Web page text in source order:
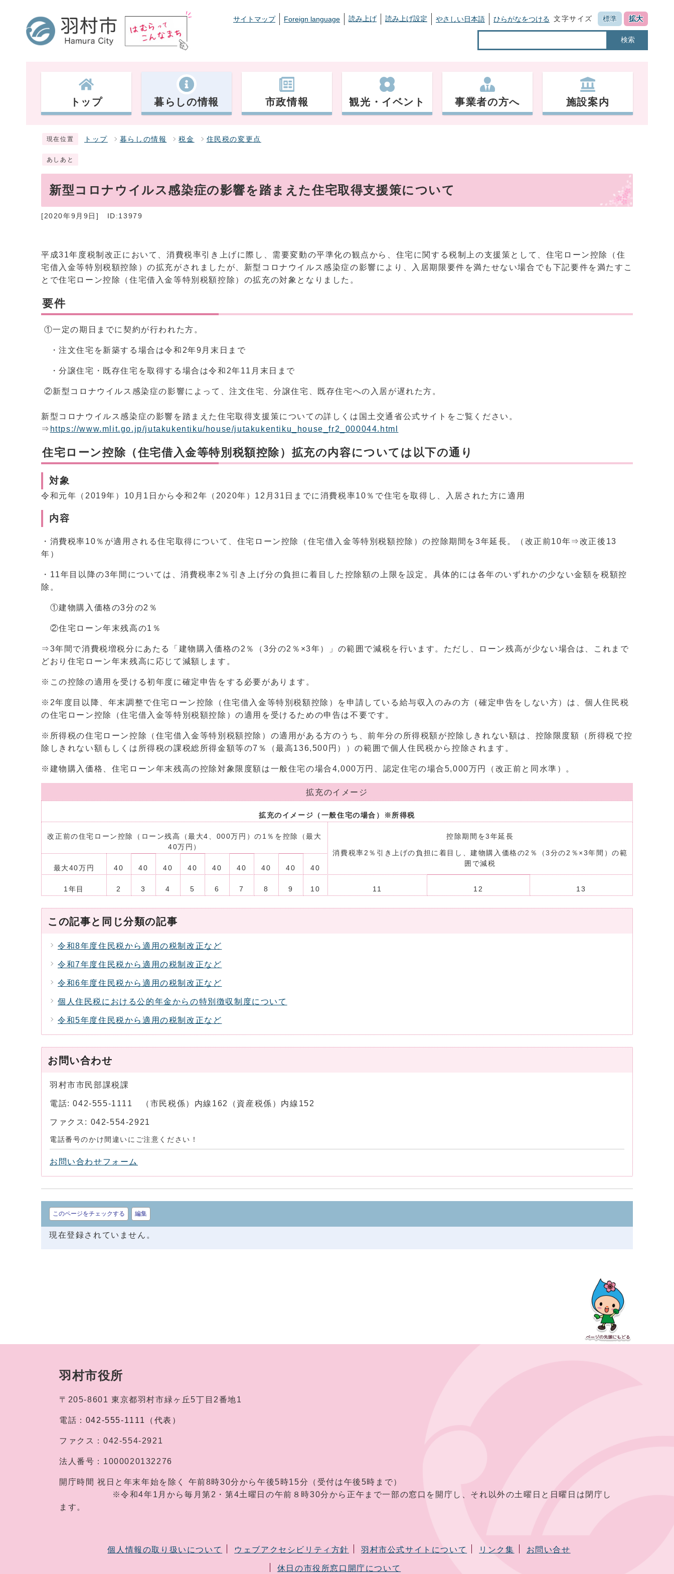
サイトマップ Foreign language 読み上げ 読み上げ設定 やさしい日本語 ひらがなをつける 文字サイズ 標準 拡大
検索
トップ 暮らしの情報 市政情報 観光・イベント 事業者の方へ 施設案内
現在位置 トップ 暮らしの情報 税金 住民税の変更点
あしあと
新型コロナウイルス感染症の影響を踏まえた住宅取得支援策について
[2020年9月9日] ID:13979
平成31年度税制改正において、消費税率引き上げに際し、需要変動の平準化の観点から、住宅に関する税制上の支援策として、住宅ローン控除（住
宅借入金等特別税額控除）の拡充がされましたが、新型コロナウイルス感染症の影響により、入居期限要件を満たせない場合でも下記要件を満たすこ
とで住宅ローン控除（住宅借入金等特別税額控除）の拡充の対象となりました。
要件
①一定の期日までに契約が行われた方。
・注文住宅を新築する場合は令和2年9月末日まで
・分譲住宅・既存住宅を取得する場合は令和2年11月末日まで
②新型コロナウイルス感染症の影響によって、注文住宅、分譲住宅、既存住宅への入居が遅れた方。
新型コロナウイルス感染症の影響を踏まえた住宅取得支援策についての詳しくは国土交通省公式サイトをご覧ください。
⇒ https://www.mlit.go.jp/jutakukentiku/house/jutakukentiku_house_fr2_000044.html
住宅ローン控除（住宅借入金等特別税額控除）拡充の内容については以下の通り
対象
令和元年（2019年）10月1日から令和2年（2020年）12月31日までに消費税率10％で住宅を取得し、入居された方に適用
内容
・消費税率10％が適用される住宅取得について、住宅ローン控除（住宅借入金等特別税額控除）の控除期間を3年延長。（改正前10年⇒改正後13
年）
・11年目以降の3年間については、消費税率2％引き上げ分の負担に着目した控除額の上限を設定。具体的には各年のいずれかの少ない金額を税額控
除。
①建物購入価格の3分の2％
②住宅ローン年末残高の1％
⇒3年間で消費税増税分にあたる「建物購入価格の2％（3分の2％×3年）」の範囲で減税を行います。ただし、ローン残高が少ない場合は、これまで
どおり住宅ローン年末残高に応じて減額します。
※この控除の適用を受ける初年度に確定申告をする必要があります。
※2年度目以降、年末調整で住宅ローン控除（住宅借入金等特別税額控除）を申請している給与収入のみの方（確定申告をしない方）は、個人住民税
の住宅ローン控除（住宅借入金等特別税額控除）の適用を受けるための申告は不要です。
※所得税の住宅ローン控除（住宅借入金等特別税額控除）の適用がある方のうち、前年分の所得税額が控除しきれない額は、控除限度額（所得税で控
除しきれない額もしくは所得税の課税総所得金額等の7％（最高136,500円））の範囲で個人住民税から控除されます。
※建物購入価格、住宅ローン年末残高の控除対象限度額は一般住宅の場合4,000万円、認定住宅の場合5,000万円（改正前と同水準）。
拡充のイメージ
拡充のイメージ（一般住宅の場合）※所得税
改正前の住宅ローン控除（ローン残高（最大4、000万円）の1％を控除（最大
40万円）
控除期間を3年延長
消費税率2％引き上げの負担に着目し、建物購入価格の2％（3分の2％×3年間）の範
囲で減税
最大40万円 40 40 40 40 40 40 40 40 40
1年目 2 3 4 5 6 7 8 9 10 11 12 13
この記事と同じ分類の記事
令和8年度住民税から適用の税制改正など
令和7年度住民税から適用の税制改正など
令和6年度住民税から適用の税制改正など
個人住民税における公的年金からの特別徴収制度について
令和5年度住民税から適用の税制改正など
お問い合わせ
羽村市市民部課税課
電話: 042-555-1111 （市民税係）内線162（資産税係）内線152
ファクス: 042-554-2921
電話番号のかけ間違いにご注意ください！
お問い合わせフォーム
このページをチェックする 編集
現在登録されていません。
羽村市役所
〒205-8601 東京都羽村市緑ヶ丘5丁目2番地1
電話： 042-555-1111（代表）
ファクス： 042-554-2921
法人番号： 1000020132276
開庁時間 祝日と年末年始を除く 午前8時30分から午後5時15分（受付は午後5時まで）
※令和4年1月から毎月第2・第4土曜日の午前８時30分から正午まで一部の窓口を開庁し、それ以外の土曜日と日曜日は閉庁し
ます。
個人情報の取り扱いについて ウェブアクセシビリティ方針 羽村市公式サイトについて リンク集 お問い合せ
休日の市役所窓口開庁について